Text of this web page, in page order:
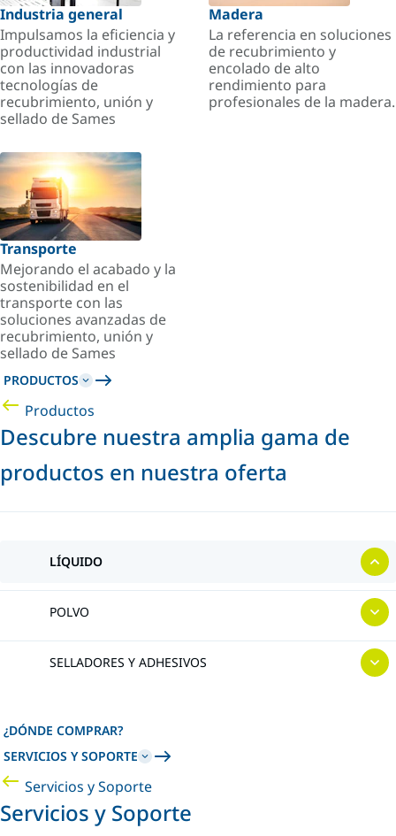
Industria general
Impulsamos la eficiencia y
productividad industrial
con las innovadoras
tecnologías de
recubrimiento, unión y
sellado de Sames
Madera
La referencia en soluciones
de recubrimiento y
encolado de alto
rendimiento para
profesionales de la madera.
Transporte
Mejorando el acabado y la
sostenibilidad en el
transporte con las
soluciones avanzadas de
recubrimiento, unión y
sellado de Sames
PRODUCTOS
Productos
Descubre nuestra amplia gama de
productos en nuestra oferta
LÍQUIDO
POLVO
SELLADORES Y ADHESIVOS
¿DÓNDE COMPRAR?
SERVICIOS Y SOPORTE
Servicios y Soporte
Servicios y Soporte